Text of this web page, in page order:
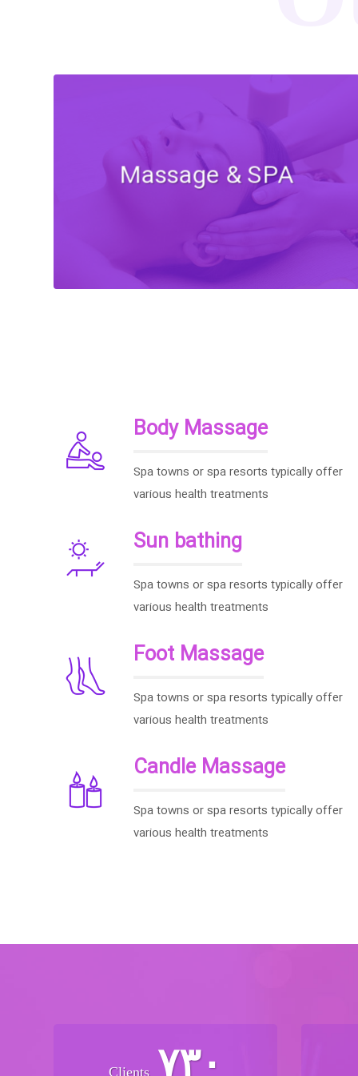
Massage & SPA
Body Massage
Spa towns or spa resorts typically offer
various health treatments
Sun bathing
Spa towns or spa resorts typically offer
various health treatments
Foot Massage
Spa towns or spa resorts typically offer
various health treatments
Candle Massage
Spa towns or spa resorts typically offer
various health treatments
۷۳۰ Clients